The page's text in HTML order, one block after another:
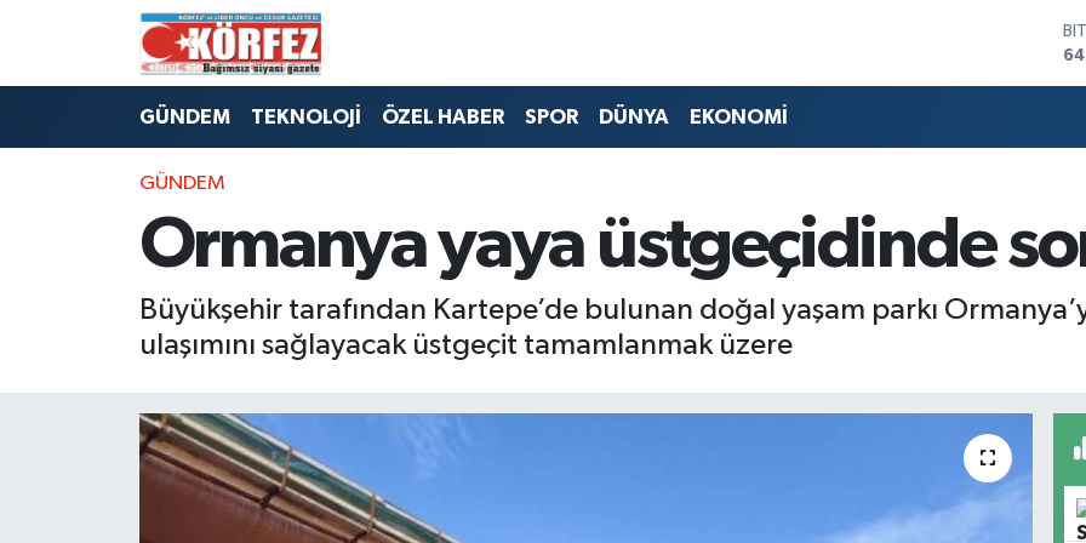
GÜNDEM TEKNOLOJİ ÖZEL HABER SPOR DÜNYA EKONOMİ
GÜNDEM
Ormanya yaya üstgeçidinde
Büyükşehir tarafından Kartepe’de bulunan doğal yaşam parkı
ulaşımını sağlayacak üstgeçit tamamlanmak üzere
Hava Durumu
Trafik Durumu
Süper Lig Puan Durumu ve Fikstür
Son Dakika Haberleri